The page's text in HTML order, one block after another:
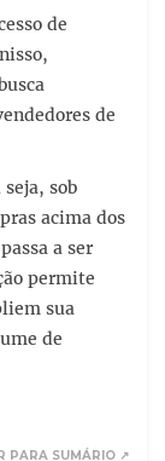
de
de
sob
acima dos
a ser
permite
sua
de
PARA SUMÁRIO ↗